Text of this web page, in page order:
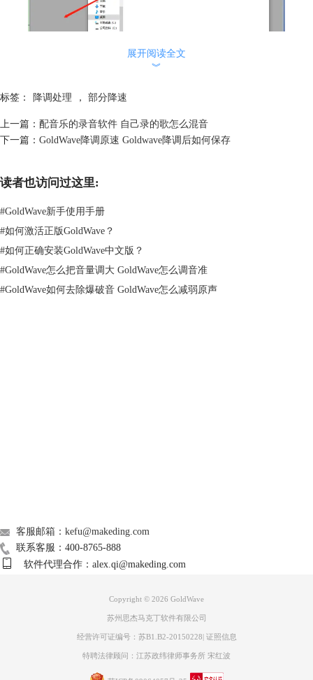
然后找到软件上方的‘效果’菜单，在下拉菜单中点击‘音高’就能打开音高
下来，所以需要勾选节奏不变通过算法来保证降调的同时不影响音频的播
放速度。
展开阅读全文
︾
标签： 降调处理 ， 部分降速
上一篇： 配音乐的录音软件 自己录的歌怎么混音
下一篇： GoldWave降调原速 Goldwave降调后如何保存
读者也访问过这里:
#GoldWave新手使用手册
#如何激活正版GoldWave？
#如何正确安装GoldWave中文版？
#GoldWave怎么把音量调大 GoldWave怎么调音准
#GoldWave如何去除爆破音 GoldWave怎么减弱原声
客服邮箱：kefu@makeding.com
联系客服：400-8765-888
软件代理合作：alex.qi@makeding.com
Copyright © 2026 GoldWave
苏州思杰马克丁软件有限公司
经营许可证编号：苏B1.B2-20150228| 证照信息
特聘法律顾问：江苏政纬律师事务所 宋红波